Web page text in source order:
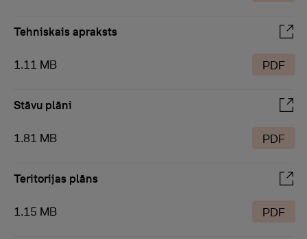
Tehniskais apraksts
1.11 MB PDF
Stāvu plāni
1.81 MB PDF
Teritorijas plāns
1.15 MB PDF